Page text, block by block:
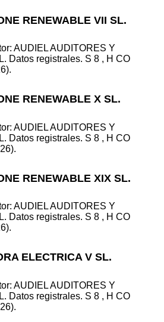
RENEWABLE VII SL.
AUDIEL AUDITORES Y
Datos registrales. S 8 , H CO
RENEWABLE X SL.
AUDIEL AUDITORES Y
Datos registrales. S 8 , H CO
RENEWABLE XIX SL.
AUDIEL AUDITORES Y
Datos registrales. S 8 , H CO
ELECTRICA V SL.
AUDIEL AUDITORES Y
Datos registrales. S 8 , H CO